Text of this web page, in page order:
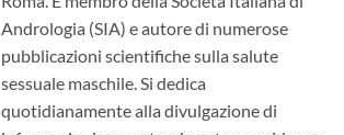
Andrologia (SIA) e autore di numerose
pubblicazioni scientifiche sulla salute
sessuale maschile. Si dedica
quotidianamente alla divulgazione di